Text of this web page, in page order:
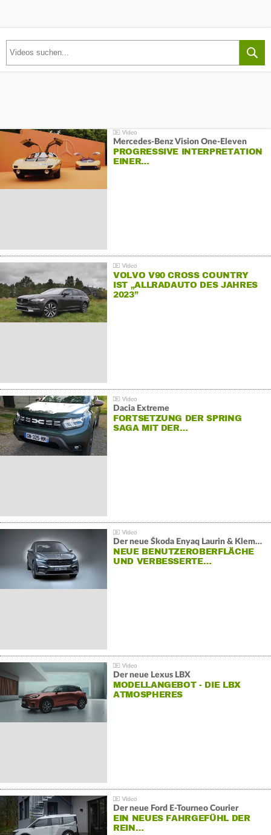
Mercedes-Benz Vision One-Eleven
PROGRESSIVE INTERPRETATION
EINER…
VOLVO V90 CROSS COUNTRY
IST „ALLRADAUTO DES JAHRES
2023”
Dacia Extreme
FORTSETZUNG DER SPRING
SAGA MIT DER…
Der neue Škoda Enyaq Laurin & Klement
NEUE BENUTZEROBERFLÄCHE
UND VERBESSERTE…
Der neue Lexus LBX
MODELLANGEBOT - DIE LBX
ATMOSPHERES
Der neue Ford E-Tourneo Courier
EIN NEUES FAHRGEFÜHL DER
REIN…